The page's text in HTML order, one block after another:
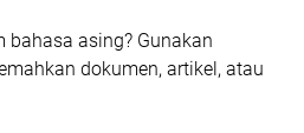
asing? Gunakan
dokumen, artikel, atau